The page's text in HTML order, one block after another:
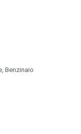
Benzinaio